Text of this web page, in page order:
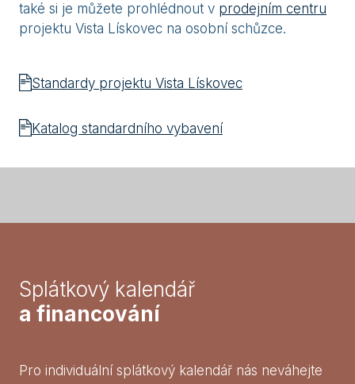
také si je můžete prohlédnout v prodejním centru
projektu Vista Lískovec na osobní schůzce.
Standardy projektu Vista Lískovec
Katalog standardního vybavení
Splátkový kalendář
a financování
Pro individuální splátkový kalendář nás neváhejte